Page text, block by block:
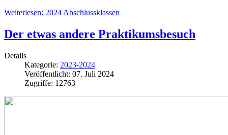
Weiterlesen: 2024 Abschlussklassen
Der etwas andere Praktikumsbesuch
Details
Kategorie: 2023-2024
Veröffentlicht: 07. Juli 2024
Zugriffe: 12763